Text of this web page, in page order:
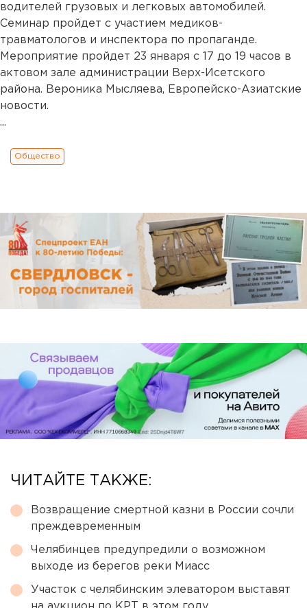
водителей грузовых и легковых автомобилей.
Семинар пройдет с участием медиков-
травматологов и инспектора по пропаганде.
Мероприятие пройдет 23 января с 17 до 19 часов в
актовом зале администрации Верх-Исетского
района. Вероника Мысляева, Европейско-Азиатские
новости.
...
Общество
ЧИТАЙТЕ ТАКЖЕ:
Возвращение смертной казни в России сочли
преждевременным
Челябинцев предупредили о возможном
выходе из берегов реки Миасс
Участок с челябинским элеватором выставят